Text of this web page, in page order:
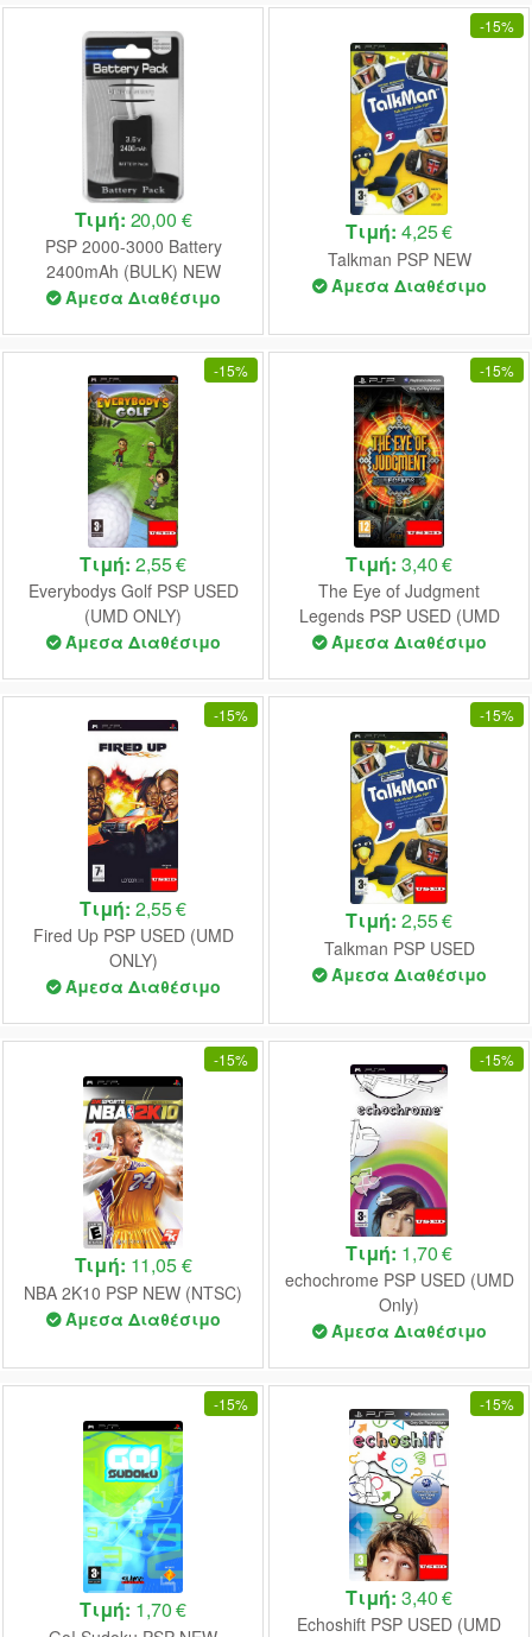
Τιμή: 20,00 €
PSP 2000-3000 Battery
2400mAh (BULK) NEW
Άμεσα Διαθέσιμο
-15%
Τιμή: 4,25 €
Talkman PSP NEW
Άμεσα Διαθέσιμο
-15%
Τιμή: 2,55 €
Everybodys Golf PSP USED
(UMD ONLY)
Άμεσα Διαθέσιμο
-15%
Τιμή: 3,40 €
The Eye of Judgment
Legends PSP USED (UMD
Only)
Άμεσα Διαθέσιμο
-15%
Τιμή: 2,55 €
Fired Up PSP USED (UMD
ONLY)
Άμεσα Διαθέσιμο
-15%
Τιμή: 2,55 €
Talkman PSP USED
Άμεσα Διαθέσιμο
-15%
Τιμή: 11,05 €
NBA 2K10 PSP NEW (NTSC)
Άμεσα Διαθέσιμο
-15%
Τιμή: 1,70 €
echochrome PSP USED (UMD
Only)
Άμεσα Διαθέσιμο
-15%
Τιμή: 1,70 €
-15%
Τιμή: 3,40 €
Echoshift PSP USED (UMD